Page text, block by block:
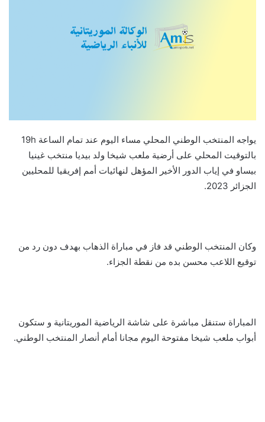
يواجه المنتخب الوطني المحلي مساء اليوم عند تمام الساعة 19h
بالتوقيت المحلي على أرضية ملعب شيخا ولد بيديا منتخب غينيا
بيساو في إياب الدور الأخير المؤهل لنهائيات أمم إفريقيا للمحليين
الجزائر 2023.
وكان المنتخب الوطني قد فاز في مباراة الذهاب بهدف دون رد من
توقيع اللاعب محسن بده من نقطة الجزاء.
المباراة ستنقل مباشرة على شاشة الرياضية الموريتانية و ستكون
أبواب ملعب شيخا مفتوحة اليوم مجانا أمام أنصار المنتخب الوطني.